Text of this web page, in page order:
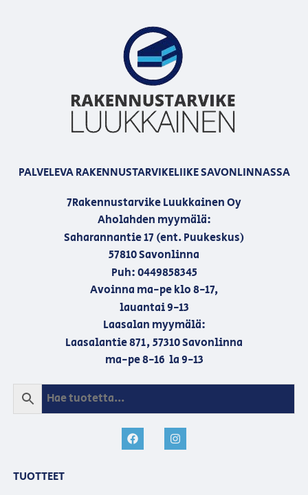
PALVELEVA RAKENNUSTARVIKELIIKE SAVONLINNASSA
7Rakennustarvike Luukkainen Oy
Aholahden myymälä:
Saharannantie 17 (ent. Puukeskus)
57810 Savonlinna
Puh: 0449858345
Avoinna ma-pe klo 8-17,
lauantai 9-13
Laasalan myymälä:
Laasalantie 871, 57310 Savonlinna
ma-pe 8-16 la 9-13
TUOTTEET